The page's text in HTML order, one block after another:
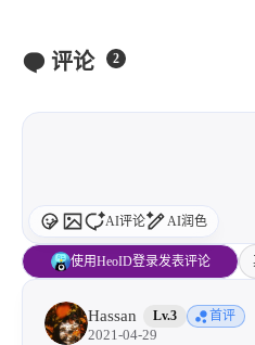
评论 2
AI评论 AI润色
使用HeoID登录发表评论
Hassan Lv.3 首评
2021-04-29